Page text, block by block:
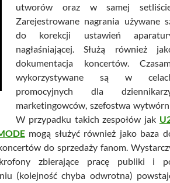
utworów oraz w samej
Zarejestrowane nagrania używane
do korekcji ustawień
nagłaśniającej. Służą również
dokumentacja koncertów.
wykorzystywane są w
promocyjnych dla
marketingowców, szefostwa
W przypadku takich zespołów jak
mogą służyć również jako baza
do sprzedaży fanom.
zbierające pracę publiki i
(kolejność chyba odwrotna)